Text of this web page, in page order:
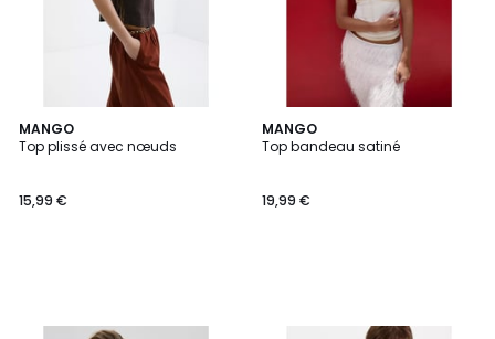
MANGO
Top plissé avec nœuds
15,99 €
MANGO
Top bandeau satiné
19,99 €